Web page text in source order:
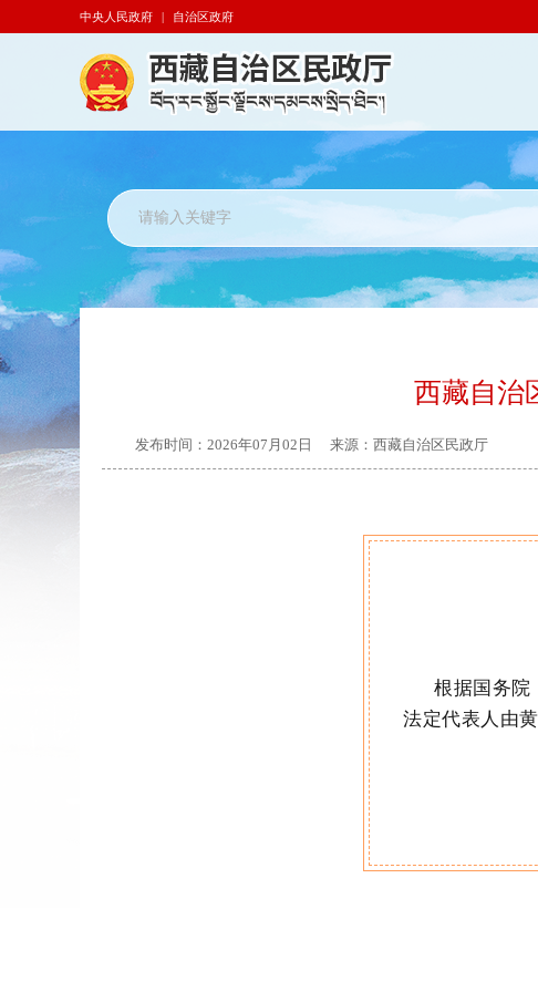
中央人民政府 | 自治区政府
西藏自治
发布时间： 2026年07月02日 来源： 西藏自治区民政厅
根据国务院
法定代表人由